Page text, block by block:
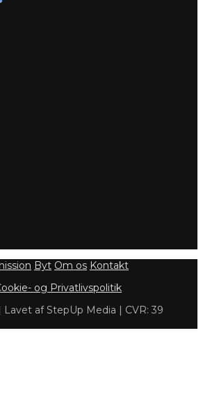
Byt Om os Kontakt
og Privatlivspolitik
Lavet af StepUp Media | CVR: 39